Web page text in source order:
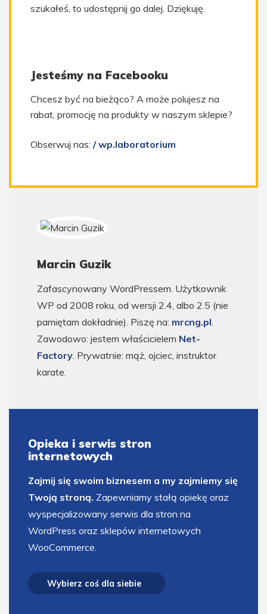
szukałeś, to udostępnij go dalej. Dziękuję.
Jesteśmy na Facebooku
Chcesz być na bieżąco? A może polujesz na
rabat, promocję na produkty w naszym sklepie?
Obserwuj nas: / wp.laboratorium
Marcin Guzik
Zafascynowany WordPressem. Użytkownik
WP od 2008 roku, od wersji 2.4, albo 2.5 (nie
pamiętam dokładnie). Piszę na: mrcng.pl.
Zawodowo: jestem właścicielem Net-
Factory. Prywatnie: mąż, ojciec, instruktor
karate.
Opieka i serwis stron
internetowych
Zajmij się swoim biznesem a my zajmiemy się
Twoją stroną. Zapewniamy stałą opiekę oraz
wyspecjalizowany serwis dla stron na
WordPress oraz sklepów internetowych
WooCommerce.
Wybierz coś dla siebie